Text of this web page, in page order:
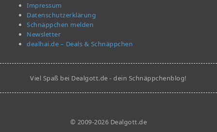
Impressum
Datenschutzerklärung
Schnäppchen melden
Newsletter
dealhai.de – Deals & Schnäppchen
Viel Spaß bei Dealgott.de - dein Schnäppchenblog!
© 2009-2026 Dealgott.de